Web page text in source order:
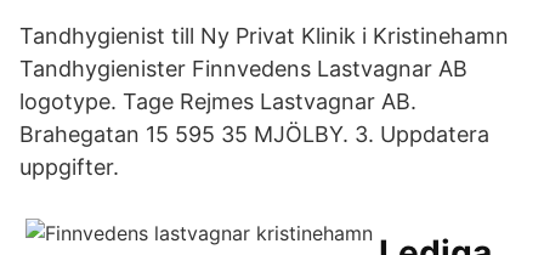
Tandhygienist till Ny Privat Klinik i Kristinehamn
Tandhygienister Finnvedens Lastvagnar AB
logotype. Tage Rejmes Lastvagnar AB.
Brahegatan 15 595 35 MJÖLBY. 3. Uppdatera
uppgifter.